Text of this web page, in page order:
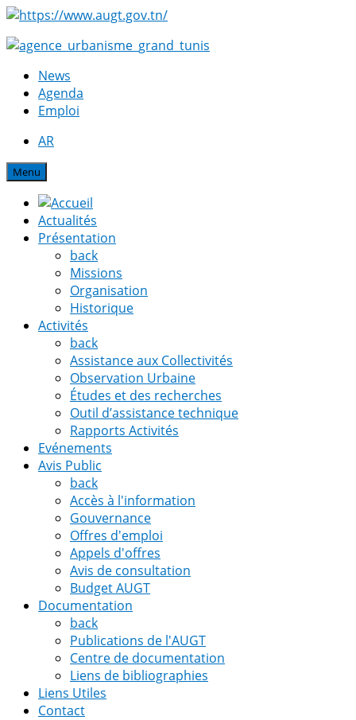
News
Agenda
Emploi
AR
Menu
Actualités
Présentation
back
Missions
Organisation
Historique
Activités
back
Assistance aux Collectivités
Observation Urbaine
Études et des recherches
Outil d’assistance technique
Rapports Activités
Evénements
Avis Public
back
Accès à l'information
Gouvernance
Offres d'emploi
Appels d'offres
Avis de consultation
Budget AUGT
Documentation
back
Publications de l'AUGT
Centre de documentation
Liens de bibliographies
Liens Utiles
Contact